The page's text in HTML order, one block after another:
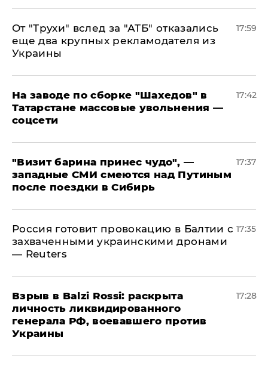
От "Трухи" вслед за "АТБ" отказались
еще два крупных рекламодателя из
Украины
17:59
На заводе по сборке "Шахедов" в
Татарстане массовые увольнения —
соцсети
17:42
"Визит барина принес чудо", —
западные СМИ смеются над Путиным
после поездки в Сибирь
17:37
​Россия готовит провокацию в Балтии с
захваченными украинскими дронами
— Reuters
17:35
​Взрыв в Balzi Rossi: раскрыта
личность ликвидированного
генерала РФ, воевавшего против
Украины
17:28